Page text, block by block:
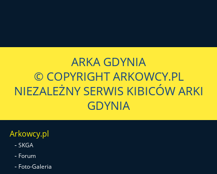
ARKA GDYNIA
© COPYRIGHT ARKOWCY.PL
NIEZALEŻNY SERWIS KIBICÓW ARKI
GDYNIA
Arkowcy.pl
- SKGA
- Forum
- Foto-Galeria